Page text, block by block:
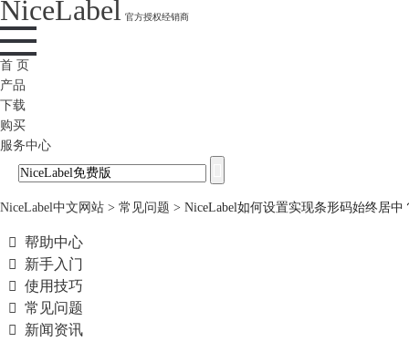
NiceLabel 官方授权经销商
首 页
产品
下载
购买
服务中心
NiceLabel中文网站 > 常见问题 > NiceLabel如何设置实现条形码始终居中
 帮助中心

新手入门
 使用技巧
 常见问题

新闻资讯